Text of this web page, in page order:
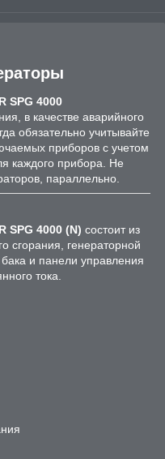
SPG 4000
в качестве аварийного
обязательно учитывайте
приборов с учетом
каждого прибора. Не
параллельно.
SPG 4000 (N) состоит из
сгорания, генераторной
и панели управления
тока.